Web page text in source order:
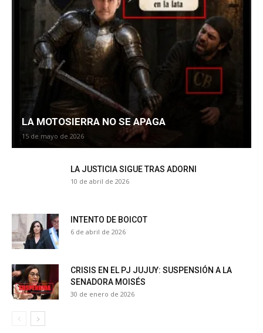
LA MOTOSIERRA NO SE APAGA
15 de mayo de 2026
LA JUSTICIA SIGUE TRAS ADORNI
10 de abril de 2026
INTENTO DE BOICOT
6 de abril de 2026
CRISIS EN EL PJ JUJUY: SUSPENSIÓN A LA
SENADORA MOISÉS
30 de enero de 2026